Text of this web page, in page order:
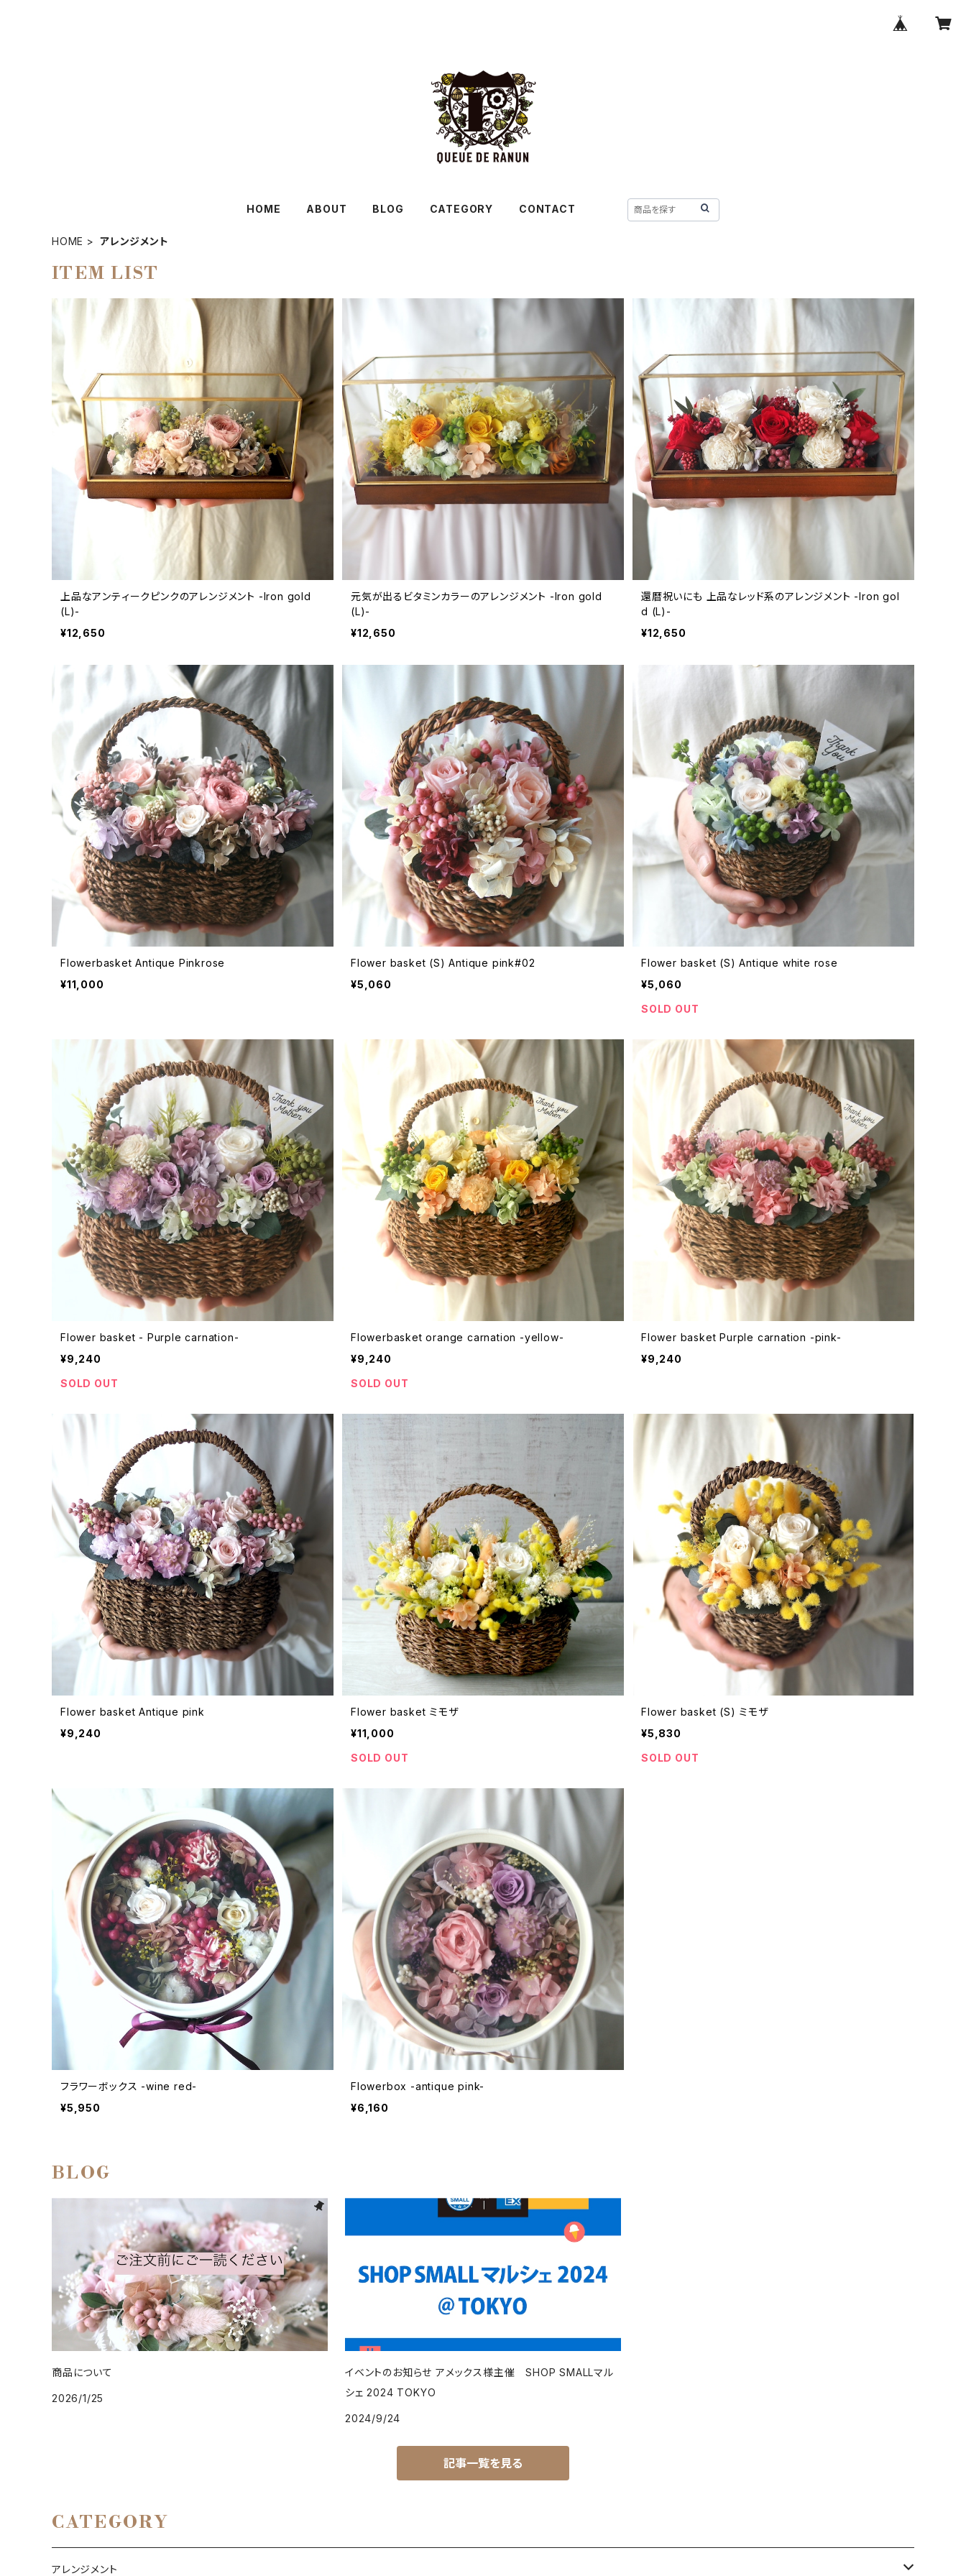
HOME ABOUT BLOG CATEGORY CONTACT
HOME アレンジメント
ITEM LIST
上品なアンティークピンクのアレンジメント -Iron gold
(L)-
¥12,650
元気が出るビタミンカラーのアレンジメント -Iron gold
(L)-
¥12,650
還暦祝いにも 上品なレッド系のアレンジメント -Iron gol
d (L)-
¥12,650
Flowerbasket Antique Pinkrose
¥11,000
Flower basket (S) Antique pink#02
¥5,060
Flower basket (S) Antique white rose
¥5,060
SOLD OUT
Flower basket - Purple carnation-
¥9,240
SOLD OUT
Flowerbasket orange carnation -yellow-
¥9,240
SOLD OUT
Flower basket Purple carnation -pink-
¥9,240
Flower basket Antique pink
¥9,240
Flower basket ミモザ
¥11,000
SOLD OUT
Flower basket (S) ミモザ
¥5,830
SOLD OUT
フラワーボックス -wine red-
¥5,950
Flowerbox -antique pink-
¥6,160
BLOG
商品について
2026/1/25
イベントのお知らせ アメックス様主催 SHOP SMALLマル
シェ 2024 TOKYO
2024/9/24
記事一覧を見る
CATEGORY
アレンジメント